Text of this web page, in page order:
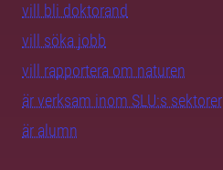
vill bli doktorand
vill söka jobb
vill rapportera om naturen
är verksam inom SLU:s sektorer
är alumn